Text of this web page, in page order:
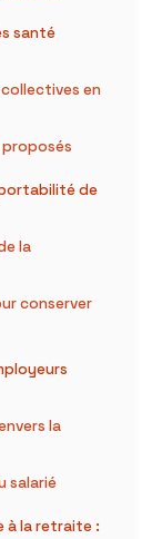
santé
en
de
la
conserver
la
salarié
à la retraite :